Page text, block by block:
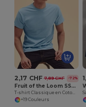
2,17 CHF 7,89 CHF -72%
Fruit of the Loom SS048
+19 Couleurs